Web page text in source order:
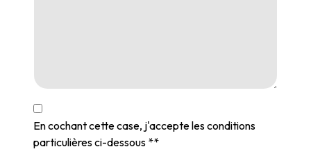
En cochant cette case, j'accepte les conditions
particulières ci-dessous **